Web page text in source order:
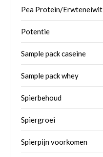
Pea Protein/Erwteneiwit
Potentie
Sample pack caseine
Sample pack whey
Spierbehoud
Spiergroei
Spierpijn voorkomen